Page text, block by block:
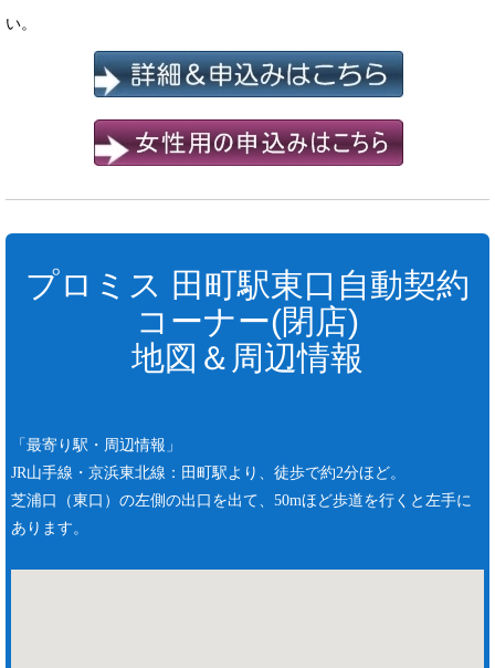
い。
プロミス 田町駅東口自動契約
コーナー(閉店)
地図＆周辺情報
「最寄り駅・周辺情報」
JR山手線・京浜東北線：田町駅より、徒歩で約2分ほど。
芝浦口（東口）の左側の出口を出て、50mほど歩道を行くと左手に
あります。